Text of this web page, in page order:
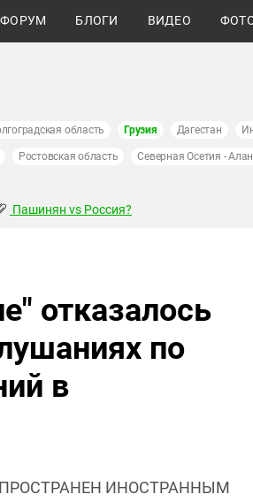
ФОРУМ БЛОГИ ВИДЕО
область Грузия Дагестан
Ростовская область Северная Осетия -
Пашинян vs Россия?
отказалось
по
в
ИНОСТРАННЫМ